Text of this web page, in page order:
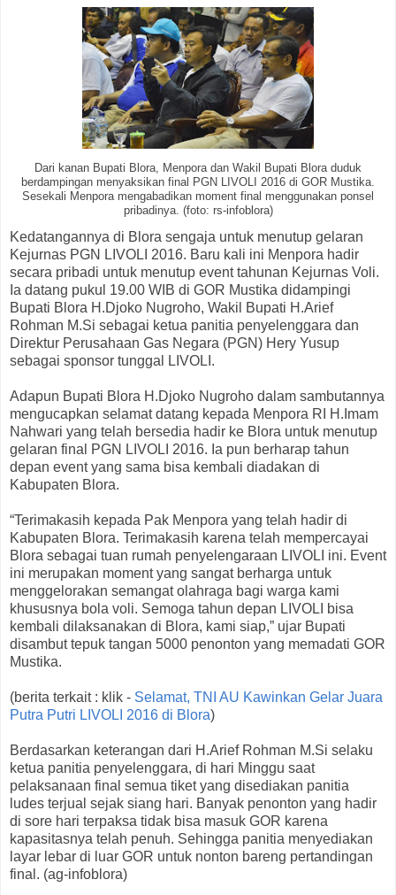
Dari kanan Bupati Blora, Menpora dan Wakil Bupati Blora duduk
berdampingan menyaksikan final PGN LIVOLI 2016 di GOR Mustika.
Sesekali Menpora mengabadikan moment final menggunakan ponsel
pribadinya. (foto: rs-infoblora)
Kedatangannya di Blora sengaja untuk menutup gelaran
Kejurnas PGN LIVOLI 2016. Baru kali ini Menpora hadir
secara pribadi untuk menutup event tahunan Kejurnas Voli.
Ia datang pukul 19.00 WIB di GOR Mustika didampingi
Bupati Blora H.Djoko Nugroho, Wakil Bupati H.Arief
Rohman M.Si sebagai ketua panitia penyelenggara dan
Direktur Perusahaan Gas Negara (PGN) Hery Yusup
sebagai sponsor tunggal LIVOLI.
Adapun Bupati Blora H.Djoko Nugroho dalam sambutannya
mengucapkan selamat datang kepada Menpora RI H.Imam
Nahwari yang telah bersedia hadir ke Blora untuk menutup
gelaran final PGN LIVOLI 2016. Ia pun berharap tahun
depan event yang sama bisa kembali diadakan di
Kabupaten Blora.
“Terimakasih kepada Pak Menpora yang telah hadir di
Kabupaten Blora. Terimakasih karena telah mempercayai
Blora sebagai tuan rumah penyelengaraan LIVOLI ini. Event
ini merupakan moment yang sangat berharga untuk
menggelorakan semangat olahraga bagi warga kami
khususnya bola voli. Semoga tahun depan LIVOLI bisa
kembali dilaksanakan di Blora, kami siap,” ujar Bupati
disambut tepuk tangan 5000 penonton yang memadati GOR
Mustika.
(berita terkait : klik - Selamat, TNI AU Kawinkan Gelar Juara
Putra Putri LIVOLI 2016 di Blora)
Berdasarkan keterangan dari H.Arief Rohman M.Si selaku
ketua panitia penyelenggara, di hari Minggu saat
pelaksanaan final semua tiket yang disediakan panitia
ludes terjual sejak siang hari. Banyak penonton yang hadir
di sore hari terpaksa tidak bisa masuk GOR karena
kapasitasnya telah penuh. Sehingga panitia menyediakan
layar lebar di luar GOR untuk nonton bareng pertandingan
final. (ag-infoblora)